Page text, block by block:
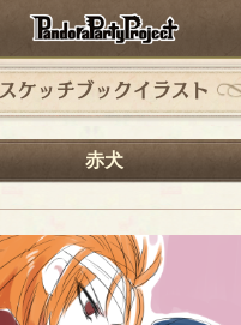
スケッチブックイラスト
赤犬